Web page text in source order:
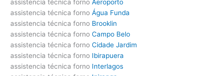
assistencia técnica forno Aeroporto
assistencia técnica forno Água Funda
assistencia técnica forno Brooklin
assistencia técnica forno Campo Belo
assistencia técnica forno Cidade Jardim
assistencia técnica forno Ibirapuera
assistencia técnica forno Interlagos